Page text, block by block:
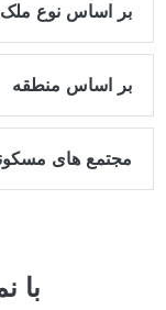
بر اساس نوع ملک
بر اساس منطقه
مجتمع های
با